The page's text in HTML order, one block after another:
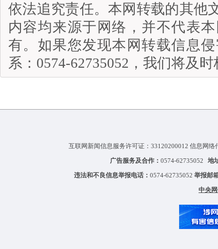
依法追究责任。本网转载的其他
内容均来源于网络，并不代表
有。如果您发现本网转载信息
系：0574-62735052，我们将及
互联网新闻信息服务许可证：33120200012 信息网
广告服务及合作： 0574-62735052 地
违法和不良信息举报电话： 0574-62735052 举报邮
中央